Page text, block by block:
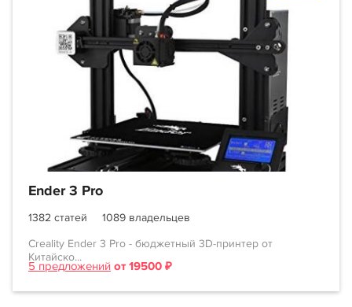
Ender 3 Pro
1382 статей
1089 владельцев
Creality Ender 3 Pro - бюджетный 3D-принтер от
Китайско...
5 предложений от 19500 ₽